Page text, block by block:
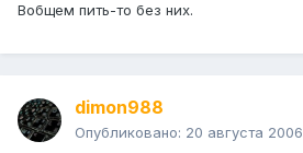
Вобщем пить-то без них.
dimon988
Опубликовано: 20 августа 2006